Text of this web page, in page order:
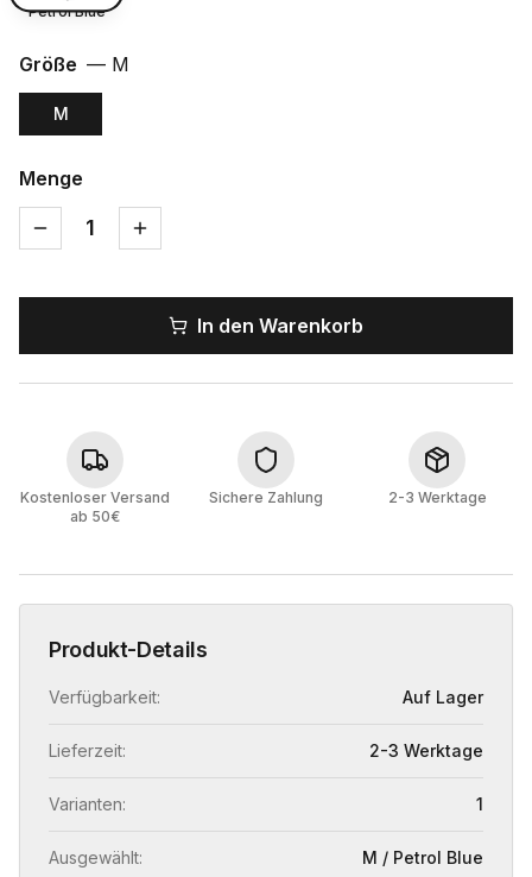
Petrol Blue
Größe — M
M
Menge
1
In den Warenkorb
Kostenloser Versand
ab 50€
Sichere Zahlung 2-3 Werktage
Produkt-Details
Verfügbarkeit: Auf Lager
Lieferzeit: 2-3 Werktage
Varianten: 1
Ausgewählt: M / Petrol Blue